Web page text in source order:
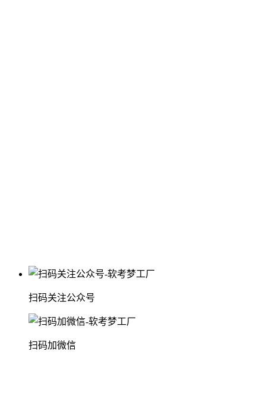
扫码关注公众号
扫码加微信